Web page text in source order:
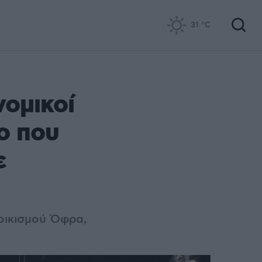
31 °C
που
Όφρα,